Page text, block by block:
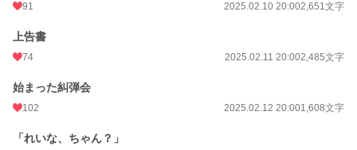
91 2025.02.10 20:002,651文字
上告書
74 2025.02.11 20:002,485文字
始まった糾弾会
102 2025.02.12 20:001,608文字
「れいな、ちゃん？」